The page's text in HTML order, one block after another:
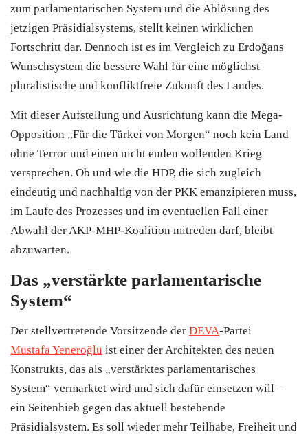
zum parlamentarischen System und die Ablösung des
jetzigen Präsidialsystems, stellt keinen wirklichen
Fortschritt dar. Dennoch ist es im Vergleich zu Erdoğans
Wunschsystem die bessere Wahl für eine möglichst
pluralistische und konfliktfreie Zukunft des Landes.
Mit dieser Aufstellung und Ausrichtung kann die Mega-
Opposition „Für die Türkei von Morgen“ noch kein Land
ohne Terror und einen nicht enden wollenden Krieg
versprechen. Ob und wie die HDP, die sich zugleich
eindeutig und nachhaltig von der PKK emanzipieren muss,
im Laufe des Prozesses und im eventuellen Fall einer
Abwahl der AKP-MHP-Koalition mitreden darf, bleibt
abzuwarten.
Das „verstärkte parlamentarische
System“
Der stellvertretende Vorsitzende der DEVA-Partei
Mustafa Yeneroğlu ist einer der Architekten des neuen
Konstrukts, das als „verstärktes parlamentarisches
System“ vermarktet wird und sich dafür einsetzen will –
ein Seitenhieb gegen das aktuell bestehende
Präsidialsystem. Es soll wieder mehr Teilhabe, Freiheit und